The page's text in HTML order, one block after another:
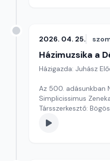
2026. 04. 25.
Házimuzsika a
Házigazda: Juhász
Az 500. adásunkban
Simplicissimus
Társszerkesztő: